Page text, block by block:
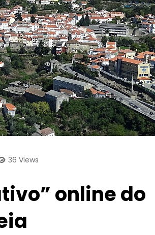
36 Views
online do